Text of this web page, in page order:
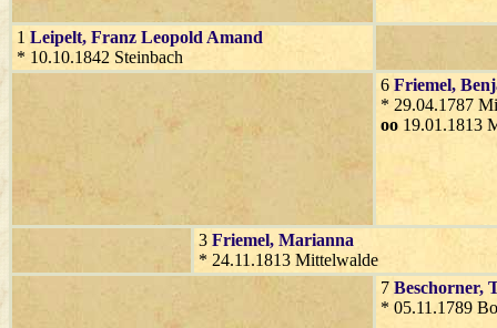
1 Leipelt, Franz Leopold Amand
* 10.10.1842 Steinbach
6 Friemel,
* 29.04.1787
oo 19.01.1813
3 Friemel, Marianna
* 24.11.1813 Mittelwalde
7 Beschorner,
* 05.11.1789